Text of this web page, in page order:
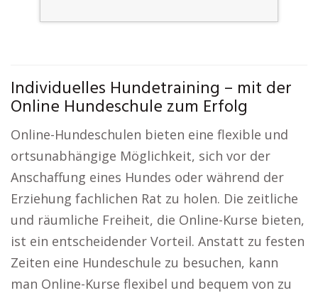
Individuelles Hundetraining – mit der
Online Hundeschule zum Erfolg
Online-Hundeschulen bieten eine flexible und
ortsunabhängige Möglichkeit, sich vor der
Anschaffung eines Hundes oder während der
Erziehung fachlichen Rat zu holen. Die zeitliche
und räumliche Freiheit, die Online-Kurse bieten,
ist ein entscheidender Vorteil. Anstatt zu festen
Zeiten eine Hundeschule zu besuchen, kann
man Online-Kurse flexibel und bequem von zu